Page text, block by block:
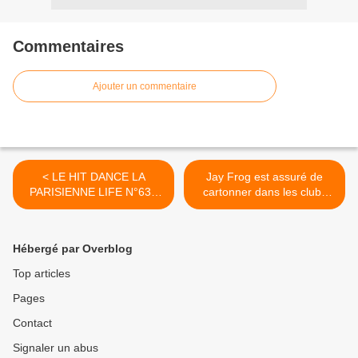
Commentaires
Ajouter un commentaire
< LE HIT DANCE LA
PARISIENNE LIFE N°63 -
26 Mai 2017
Jay Frog est assuré de
cartonner dans les clubs
avec « Just Be Good To Me
Hébergé par Overblog
Top articles
Pages
Contact
Signaler un abus